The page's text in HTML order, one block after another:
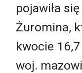
pojawiła się
Żuromina,
kwocie
woj.